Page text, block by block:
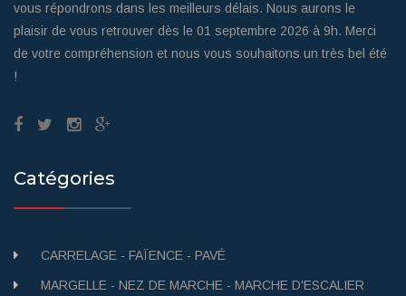
vous répondrons dans les meilleurs délais. Nous aurons le
plaisir de vous retrouver dès le 01 septembre 2026 à 9h. Merci
de votre compréhension et nous vous souhaitons un très bel été
!
Catégories
CARRELAGE - FAÏENCE - PAVÉ
MARGELLE - NEZ DE MARCHE - MARCHE D'ESCALIER